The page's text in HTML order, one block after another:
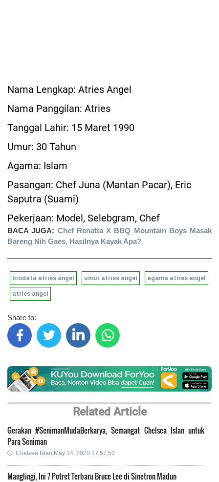
Nama Lengkap: Atries Angel
Nama Panggilan: Atries
Tanggal Lahir: 15 Maret 1990
Umur: 30 Tahun
Agama: Islam
Pasangan: Chef Juna (Mantan Pacar), Eric
Saputra (Suami)
Pekerjaan: Model, Selebgram, Chef
BACA JUGA: Chef Renatta X BBQ Mountain Boys Masak
Bareng Nih Gaes, Hasilnya Kayak Apa?
biodata atries angel umur atries angel agama atries angel
atries angel
Share to:
Related Article
Gerakan #SenimanMudaBerkarya, Semangat Chelsea Islan untuk
Para Seniman
Chelsea Islan|May 14, 2020 17:57:52
Manglingi, Ini 7 Potret Terbaru Bruce Lee di Sinetron Madun